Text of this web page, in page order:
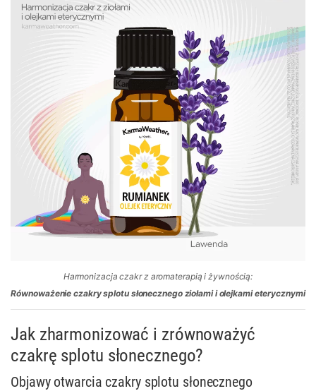
Harmonizacja czakr z aromaterapią i żywnością:
Równoważenie czakry splotu słonecznego ziołami i olejkami eterycznymi
Jak zharmonizować i zrównoważyć
czakrę splotu słonecznego?
Objawy otwarcia czakry splotu słonecznego